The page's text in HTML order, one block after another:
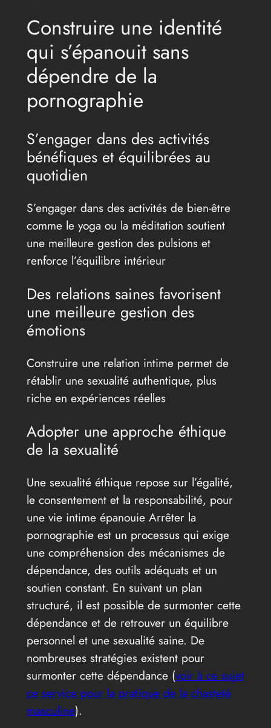
Construire une identité
qui s’épanouit sans
dépendre de la
pornographie
S’engager dans des activités
bénéfiques et équilibrées au
quotidien
S’engager dans des activités de bien-être
comme le yoga ou la méditation soutient
une meilleure gestion des pulsions et
renforce l’équilibre intérieur
Des relations saines favorisent
une meilleure gestion des
émotions
Construire une relation intime permet de
rétablir une sexualité authentique, plus
riche en expériences réelles
Adopter une approche éthique
de la sexualité
Une sexualité éthique repose sur l’égalité,
le consentement et la responsabilité, pour
une vie intime épanouie Arrêter la
pornographie est un processus qui exige
une compréhension des mécanismes de
dépendance, des outils adéquats et un
soutien constant. En suivant un plan
structuré, il est possible de surmonter cette
dépendance et de retrouver un équilibre
personnel et une sexualité saine. De
nombreuses stratégies existent pour
surmonter cette dépendance (voir à ce sujet
ce service pour la pratique de la chasteté
masculine).